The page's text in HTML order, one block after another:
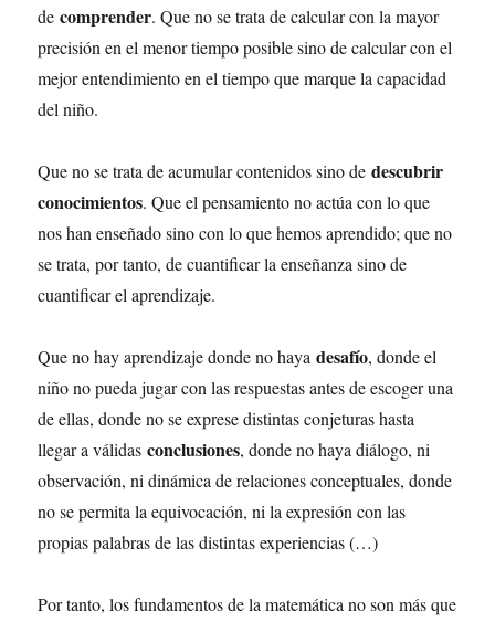
decomprender. Que no se trata de calcular con la mayor
precisión en el menor tiempo posible sino de calcular con el
mejor entendimiento en el tiempo que marque la capacidad
del niño.
Que no se trata de acumular contenidos sino de descubrir
conocimientos. Que el pensamiento no actúa con lo que
nos han enseñado sino con lo que hemos aprendido; que no
se trata, por tanto, de cuantificar la enseñanza sino de
cuantificar el aprendizaje.
Que no hay aprendizaje donde no hayadesafío, donde el
niño no pueda jugar con las respuestas antes de escoger una
de ellas, donde no se exprese distintas conjeturas hasta
llegar a válidasconclusiones, donde no haya diálogo, ni
observación, ni dinámica de relaciones conceptuales, donde
no se permita la equivocación, ni la expresión con las
propias palabras de las distintas experiencias (…)
Por tanto, los fundamentos de la matemática no son más que